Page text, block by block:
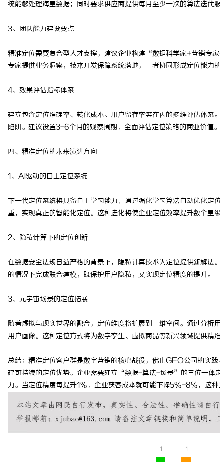
统能够处理海量数据；同时要求供应商提供每月至少一次的算法迭代
3、团队能力建设要点
精准定位需要复合型人才支撑，建议企业构建“数据科学家+营销专
专家提供业务洞察，技术开发保障系统落地，三者协同形成定位能力
4、效果评估指标体系
建立包含定位准确率、转化成本、用户留存率等在内的多维评估体
陷阱。建议设置3-6个月的观察周期，全面评估定位策略的商业价值。
四、精准定位的未来演进方向
1、AI驱动的自主定位系统
下一代定位系统将具备自主学习能力，通过强化学习算法自动优化
重，实现真正的智能化定位。这种进化将使企业定位效率提升数个量
2、隐私计算下的定位创新
在数据安全法规日益严格的背景下，隐私计算技术为定位提供新解
的情况下完成联合建模，既保护用户隐私，又实现定位精度的提升。
3、元宇宙场景的定位拓展
随着虚拟与现实世界的融合，定位维度将扩展到三维空间。通过分
用户画像。这种定位方式将为数字孪生、虚拟商品等新兴领域提供精
总结：精准定位客户群是数字营销的核心战役，佛山GEO公司的实
建可持续的定位优势。企业需要建立“数据-算法-场景”的三位一体
力。当定位精度每提升1%，企业获客成本就可能下降5%-8%，这
1 1